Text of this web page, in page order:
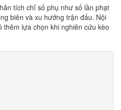
tích chỉ số phụ như số lần phạt
biên và xu hướng trận đấu. Nội
lựa chọn khi nghiên cứu kèo